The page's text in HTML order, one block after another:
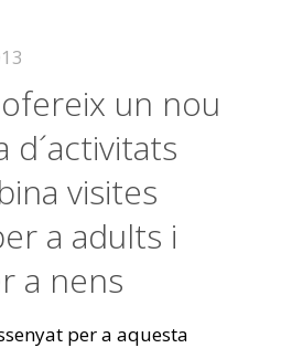
ofereix un nou
d´activitats
visites
a adults i
a nens
per a aquesta